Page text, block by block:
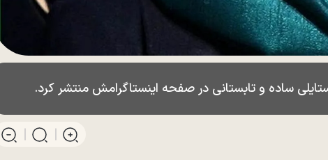
ساده و تابستانی در صفحه اینستاگرامش منتشر کرد.